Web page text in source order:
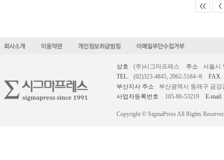
<< <
상호 (주)시그마프레스 주소
서울시
TEL.
(02)323-4845, 2062-5184~8
FAX.
부산지사 주소
부산광역시 동래구 금강
사업자등록번호
105-86-53219 E-mail.
Copyright © SigmaPress All Rights